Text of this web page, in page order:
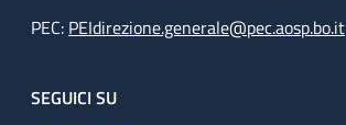
PEC: PEIdirezione.generale@pec.aosp.bo.it
SEGUICI SU